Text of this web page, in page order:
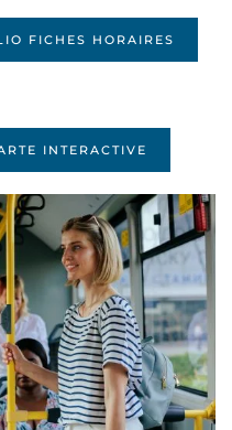
FICHES HORAIRES
INTERACTIVE